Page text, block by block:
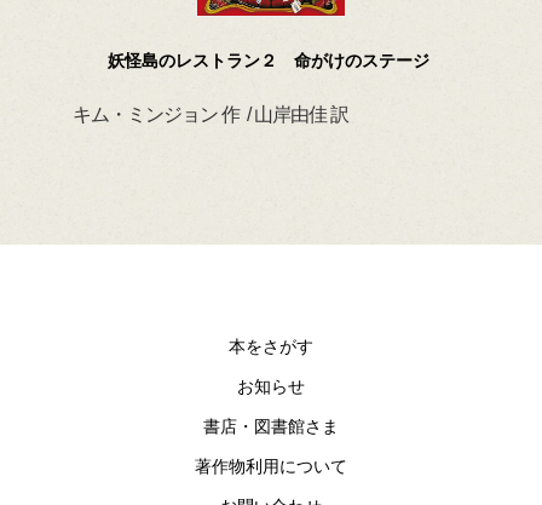
ふざけないの、デイビッド！
デイビッド・シャノン 作 / 小川仁央 訳
本をさがす
お知らせ
書店・図書館さま
著作物利用について